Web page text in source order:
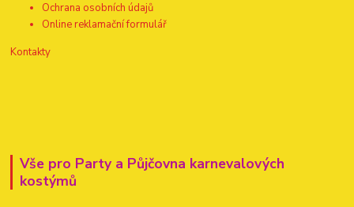
Ochrana osobních údajů
Online reklamační formulář
Kontakty
Vše pro Party a Půjčovna karnevalových
kostýmů